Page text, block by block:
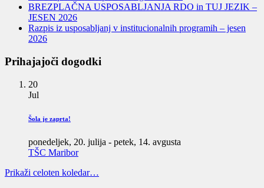
BREZPLAČNA USPOSABLJANJA RDO in TUJ JEZIK –
JESEN 2026
Razpis iz usposabljanj v institucionalnih programih – jesen
2026
Prihajajoči dogodki
20
Jul
Šola je zaprta!
ponedeljek, 20. julija - petek, 14. avgusta
TŠC Maribor
Prikaži celoten koledar…